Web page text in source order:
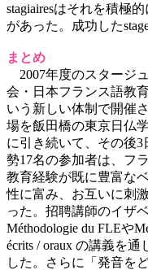
stagiairesはそれを積極
があった。成功した
まとめ
2007年度のスタージ
会・日本フランス語教
いう新しい体制で開催
場を飯田橋の東京日仏
に引き続いて、その後
勢17名の参加者は、フ
教育経験が既に豊富な
性に富み、お互いに刺
った。招聘講師のイザ
Méthodologie du FLEや
écrits / oraux の講義を
した。さらに「発音を